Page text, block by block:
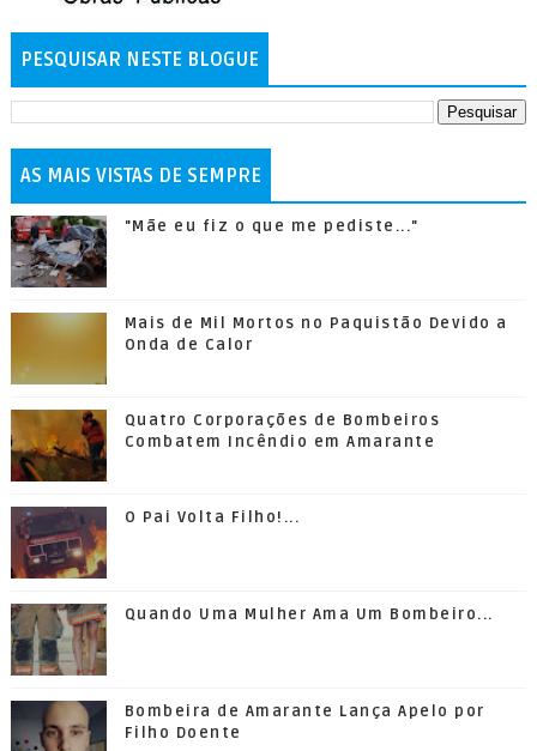
PESQUISAR NESTE BLOGUE
AS MAIS VISTAS DE SEMPRE
"Mãe eu fiz o que me pediste..."
Mais de Mil Mortos no Paquistão Devido a
Onda de Calor
Quatro Corporações de Bombeiros
Combatem Incêndio em Amarante
O Pai Volta Filho!...
Quando Uma Mulher Ama Um Bombeiro...
Bombeira de Amarante Lança Apelo por
Filho Doente